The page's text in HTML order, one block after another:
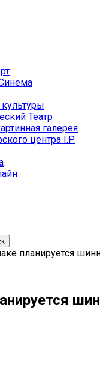
Театр
галерея
центра I.P.
планируется